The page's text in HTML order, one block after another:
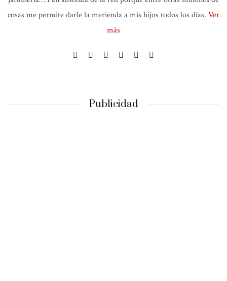
cosas me permite darle la merienda a mis hijos todos los días. Ver
más
Publicidad